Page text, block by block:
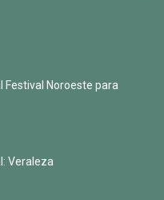
Festival Noroeste para
Veraleza